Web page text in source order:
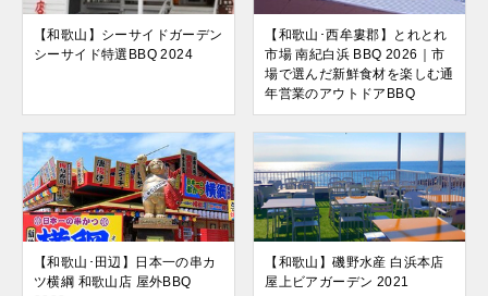
【和歌山】シーサイドガーデン
シーサイド特選BBQ 2024
【和歌山･西牟婁郡】とれとれ
市場 南紀白浜 BBQ 2026｜市
場で選んだ新鮮食材を楽しむ通
年営業のアウトドアBBQ
【和歌山･田辺】日本一の串カ
ツ横綱 和歌山店 屋外BBQ
【和歌山】磯野水産 白浜本店
屋上ビアガーデン 2021